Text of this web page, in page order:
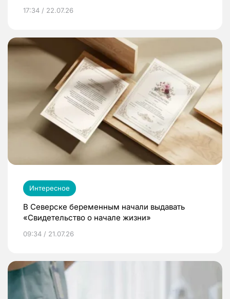
17:34 / 22.07.26
Интересное
В Северске беременным начали выдавать
«Свидетельство о начале жизни»
09:34 / 21.07.26